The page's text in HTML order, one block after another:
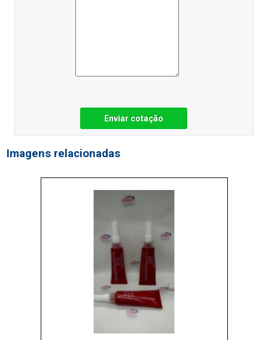
Enviar cotação
Imagens relacionadas